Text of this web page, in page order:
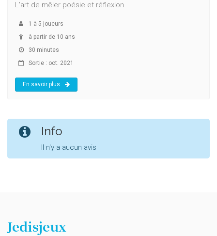
L'art de mêler poésie et réflexion
1 à 5 joueurs
à partir de 10 ans
30 minutes
Sortie : oct. 2021
En savoir plus
Info
Il n'y a aucun avis
Jedisjeux